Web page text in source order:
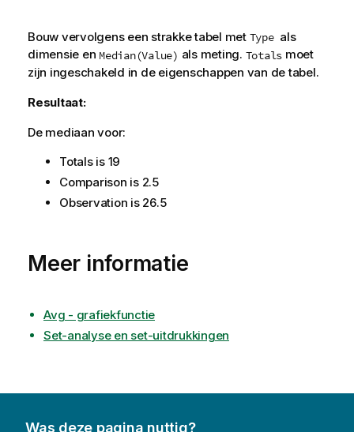
Bouw vervolgens een strakke tabel met Type als
dimensie en Median(Value) als meting. Totals moet
zijn ingeschakeld in de eigenschappen van de tabel.
Resultaat:
De mediaan voor:
Totals is 19
Comparison is 2.5
Observation is 26.5
Meer informatie
Avg - grafiekfunctie
Set-analyse en set-uitdrukkingen
Was deze pagina nuttig?